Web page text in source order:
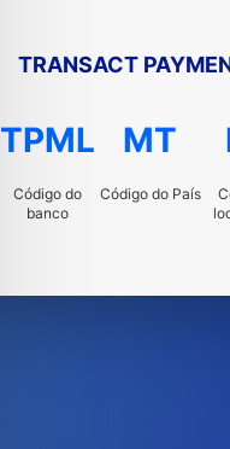
TRANSACT
TPML
Código do
banco
MT
Código do País